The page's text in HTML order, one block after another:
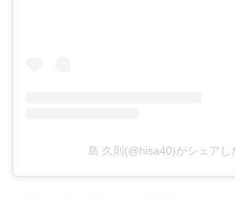
島 久則(@hisa40)がシェアし